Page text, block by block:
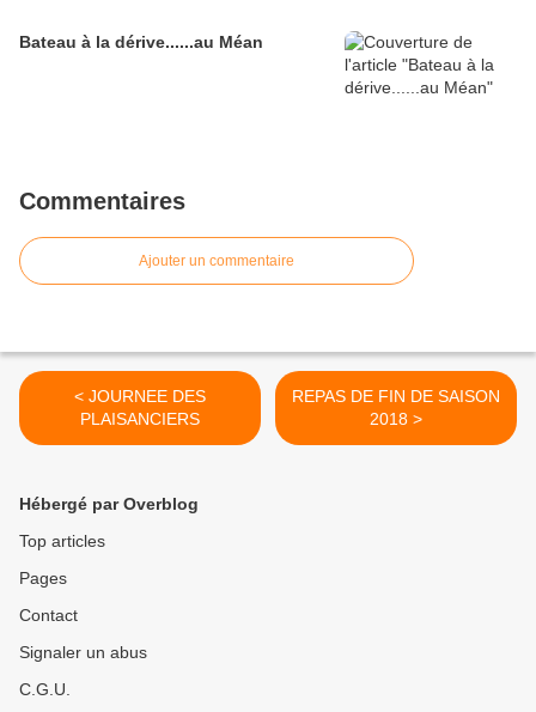
Bateau à la dérive......au Méan
Commentaires
Ajouter un commentaire
< JOURNEE DES
PLAISANCIERS
REPAS DE FIN DE SAISON
2018 >
Hébergé par Overblog
Top articles
Pages
Contact
Signaler un abus
C.G.U.